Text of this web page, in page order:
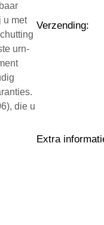
Verzending:
Extra
u met
urn-
die u